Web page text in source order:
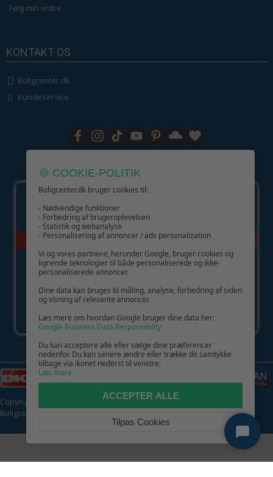
Følg min ordre
KONTAKT OS
Boligcenter.dk
Kundeservice
GIV GLÆDE MED ET GAVEKORT!
Copyright © 2026 | CVR: DK41222093 | Alle rettigheder forbeholdes |
Boligcenter.dk
🍪 COOKIE-POLITIK
Boligcenter.dk bruger cookies til:
- Nødvendige funktioner
- Forbedring af brugeroplevelsen
- Statistik og webanalyse
- Personalisering af annoncer / ads personalization
Vi og vores partnere, herunder Google, bruger cookies og
lignende teknologier til både personaliserede og ikke-
personaliserede annoncer.
Dine data kan bruges til måling, analyse, forbedring af siden
og visning af relevante annoncer.
Læs mere om hvordan Google bruger dine data her:
Google Business Data Responsibility
Du kan acceptere alle eller vælge dine præferencer
nedenfor. Du kan senere ændre eller trække dit samtykke
tilbage via ikonet nederst til venstre.
Læs mere
ACCEPTER ALLE
Tilpas Cookies